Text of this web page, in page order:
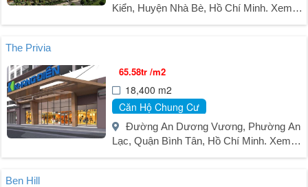
Kiển, Huyện Nhà Bè, Hồ Chí Minh. Xem
bản đồ
The Privia
65.58tr /m2
18,400 m2
Căn Hộ Chung Cư
Đường An Dương Vương, Phường An
Lạc, Quận Bình Tân, Hồ Chí Minh. Xem
bản đồ
Ben Hill